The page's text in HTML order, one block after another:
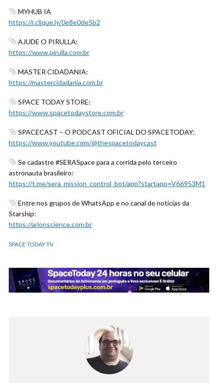
MYHUB IA
https://r.clique.ly/0e8e0de5b2
AJUDE O PIRULLA:
https://www.pirulla.com.br
MASTER CIDADANIA:
https://mastercidadania.com.br
SPACE TODAY STORE:
https://www.spacetodaystore.com.br
SPACECAST – O PODCAST OFICIAL DO SPACETODAY:
https://www.youtube.com/@thespacetodaycast
Se cadastre #SERASpace para a corrida pelo terceiro
astronauta brasileiro:
https://t.me/sera_mission_control_bot/app?startapp=V66953M1
Entre nos grupos de WhatsApp e no canal de notícias da
Starship:
https://arionscience.com.br
SPACE TODAY TV